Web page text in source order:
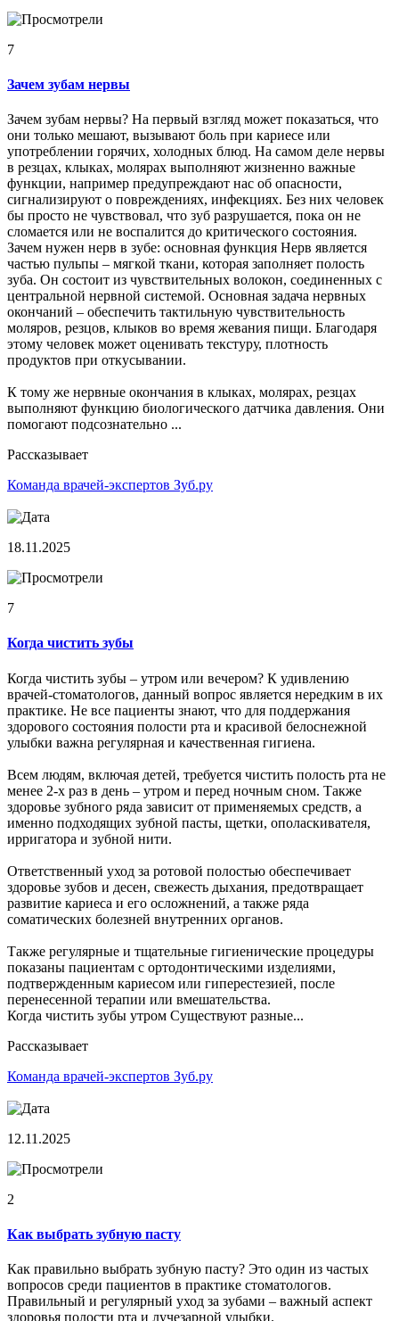
7
Зачем зубам нервы
Зачем зубам нервы? На первый взгляд может показаться, что
они только мешают, вызывают боль при кариесе или
употреблении горячих, холодных блюд. На самом деле нервы
в резцах, клыках, молярах выполняют жизненно важные
функции, например предупреждают нас об опасности,
сигнализируют о повреждениях, инфекциях. Без них человек
бы просто не чувствовал, что зуб разрушается, пока он не
сломается или не воспалится до критического состояния.
Зачем нужен нерв в зубе: основная функция Нерв является
частью пульпы – мягкой ткани, которая заполняет полость
зуба. Он состоит из чувствительных волокон, соединенных с
центральной нервной системой. Основная задача нервных
окончаний – обеспечить тактильную чувствительность
моляров, резцов, клыков во время жевания пищи. Благодаря
этому человек может оценивать текстуру, плотность
продуктов при откусывании.
К тому же нервные окончания в клыках, молярах, резцах
выполняют функцию биологического датчика давления. Они
помогают подсознательно ...
Рассказывает
Команда врачей-экспертов Зуб.ру
18.11.2025
7
Когда чистить зубы
Когда чистить зубы – утром или вечером? К удивлению
врачей-стоматологов, данный вопрос является нередким в их
практике. Не все пациенты знают, что для поддержания
здорового состояния полости рта и красивой белоснежной
улыбки важна регулярная и качественная гигиена.
Всем людям, включая детей, требуется чистить полость рта не
менее 2-х раз в день – утром и перед ночным сном. Также
здоровье зубного ряда зависит от применяемых средств, а
именно подходящих зубной пасты, щетки, ополаскивателя,
ирригатора и зубной нити.
Ответственный уход за ротовой полостью обеспечивает
здоровье зубов и десен, свежесть дыхания, предотвращает
развитие кариеса и его осложнений, а также ряда
соматических болезней внутренних органов.
Также регулярные и тщательные гигиенические процедуры
показаны пациентам с ортодонтическими изделиями,
подтвержденным кариесом или гиперестезией, после
перенесенной терапии или вмешательства.
Когда чистить зубы утром Существуют разные...
Рассказывает
Команда врачей-экспертов Зуб.ру
12.11.2025
2
Как выбрать зубную пасту
Как правильно выбрать зубную пасту? Это один из частых
вопросов среди пациентов в практике стоматологов.
Правильный и регулярный уход за зубами – важный аспект
здоровья полости рта и лучезарной улыбки.